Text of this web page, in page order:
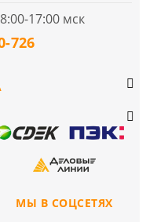
17:00 мск
726
МЫ В СОЦСЕТЯХ